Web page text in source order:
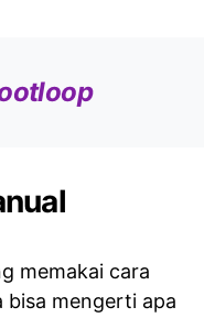
memakai cara
bisa mengerti apa